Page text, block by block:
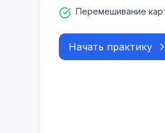
Перемешивание
Начать практику